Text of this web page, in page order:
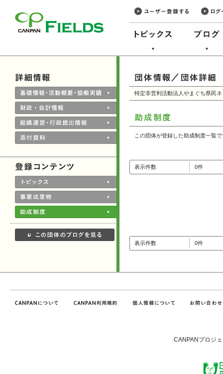
特定非営利活動法人やまぐち県民
この団体が登録した助成制度一覧
表示件数 0件
表示件数 0件
CANPANプロジ